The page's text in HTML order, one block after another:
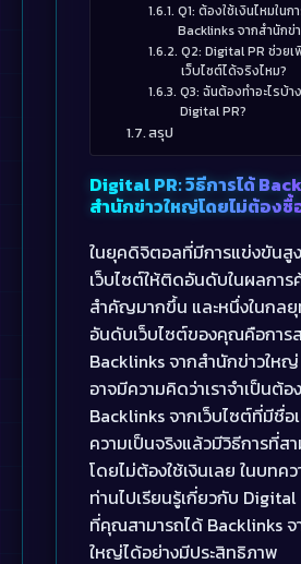
Q1: ต้องใช้เงินไหมในก
Backlinks จากสำนักข่
Q2: Digital PR ช่วยเ
เว็บไซต์ได้จริงไหม?
Q3: ฉันต้องทำอะไรบ้า
Digital PR?
สรุป
Digital PR: วิธีการได้
สำนักข่าวใหญ่โดยไม่ต้องซื้
ในยุคดิจิตอลที่มีการแข่งขันสู
เว็บไซต์ให้ติดอันดับในผลการ
สำคัญมากขึ้น และหนึ่งในกล
อันดับเว็บไซต์ของคุณคือการ
Backlinks จากสำนักข่าวให
อาจมีความคิดว่าเราจำเป็นต้อ
Backlinks จากเว็บไซต์ที่มีชื่อ
ความเป็นจริงแล้วมีวิธีการที่ส
โดยไม่ต้องใช้เงินเลย ในบทคว
ท่านไปเรียนรู้เกี่ยวกับ Digital
ที่คุณสามารถได้ Backlinks จ
ใหญ่ได้อย่างมีประสิทธิภาพ